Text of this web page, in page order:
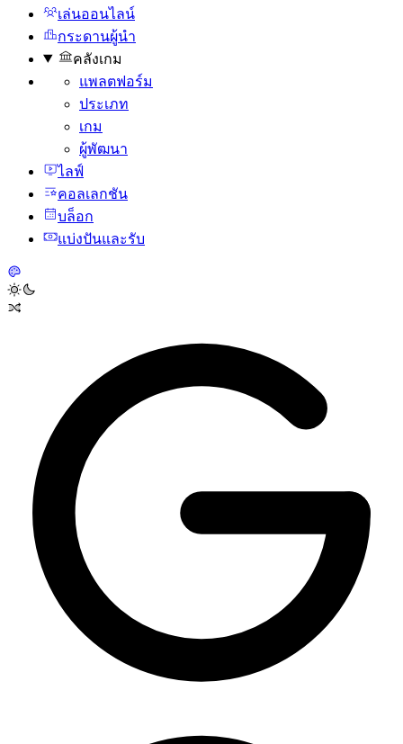
เล่นออนไลน์
กระดานผู้นํา
คลังเกม
แพลตฟอร์ม
ประเภท
เกม
ผู้พัฒนา
ไลฟ์
คอลเลกชัน
บล็อก
แบ่งปันและรับ